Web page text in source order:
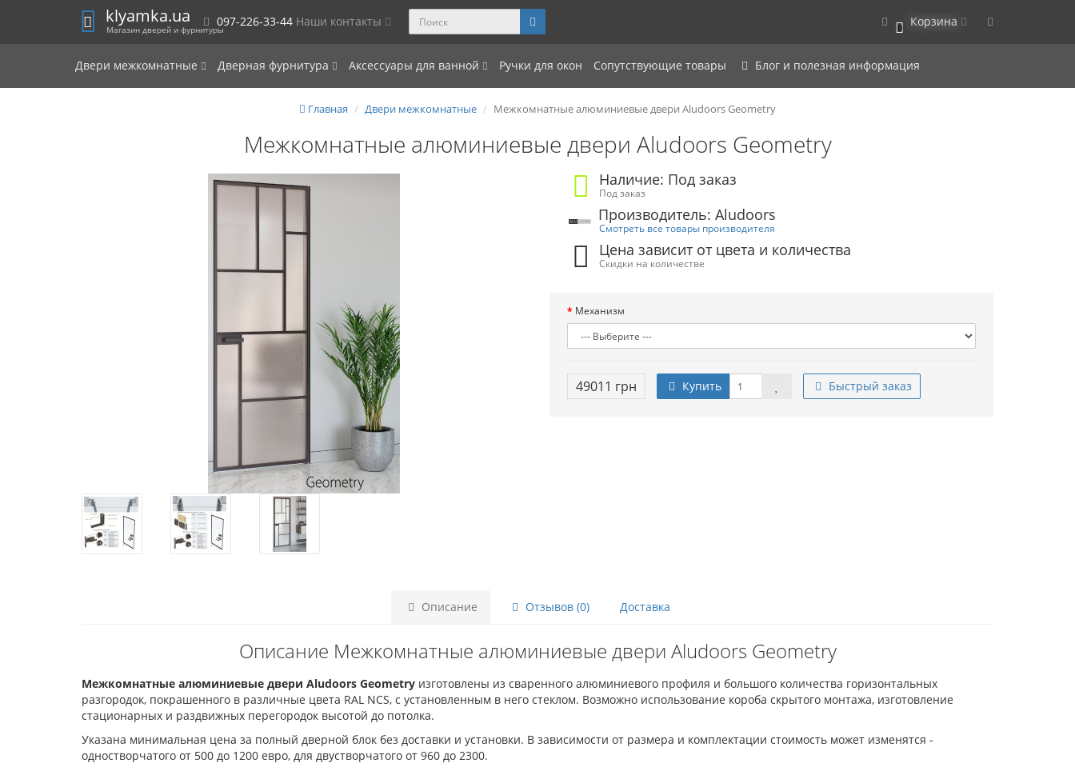
klyamka.ua
Магазин дверей и фурнитуры
097-226-33-44 Наши контакты 0 Корзина
Двери межкомнатные Дверная фурнитура Аксессуары для ванной Ручки для окон Сопутствующие товары Блог и полезная информация
Главная Двери межкомнатные Межкомнатные алюминиевые двери Aludoors Geometry
Межкомнатные алюминиевые двери Aludoors Geometry
Наличие: Под заказ
Под заказ
Производитель: Aludoors
Смотреть все товары производителя
Цена зависит от цвета и количества
Скидки на количестве
Механизм
49011 грн Купить Быстрый заказ
Описание Отзывов (0) Доставка
Описание Межкомнатные алюминиевые двери Aludoors Geometry
Межкомнатные алюминиевые двери Aludoors Geometry изготовлены из сваренного алюминиевого профиля и большого количества горизонтальных
разгородок, покрашенного в различные цвета RAL NCS, с установленным в него стеклом. Возможно использование короба скрытого монтажа, изготовление
стационарных и раздвижных перегородок высотой до потолка.
Указана минимальная цена за полный дверной блок без доставки и установки. В зависимости от размера и комплектации стоимость может изменятся -
одностворчатого от 500 до 1200 евро, для двустворчатого от 960 до 2300.